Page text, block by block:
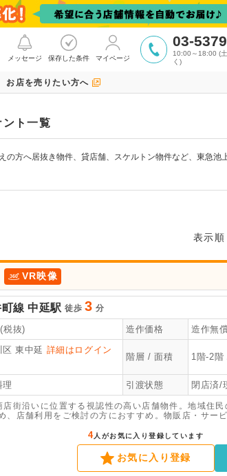
メッセージ 保存した条件 マイページ
03-
10:00～18:00 (
く)
お店を売りたい方へ
ト一覧
方へ居抜き物件、貸店舗、スケルトン物件など、東急池
表示順
VR映像
線 中延駅 徒歩 3 分
税抜) 造作価格 造作無
区 東中延 詳細はログイン
階層 / 面積 1階-2
理 引渡状態 閉店済/
街沿いに位置する視認性の高い店舗物件。地域住
、店舗利用をご検討の方におすすめ。物販店・サー
4人がお気に入り登録しています
お気に入り登録